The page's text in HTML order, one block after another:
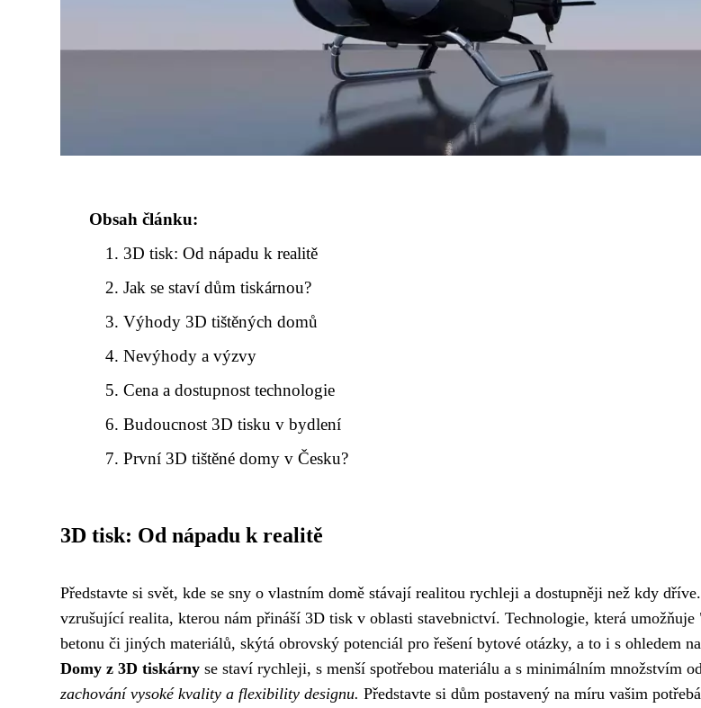
Obsah článku:
3D tisk: Od nápadu k realitě
Jak se staví dům tiskárnou?
Výhody 3D tištěných domů
Nevýhody a výzvy
Cena a dostupnost technologie
Budoucnost 3D tisku v bydlení
První 3D tištěné domy v Česku?
3D tisk: Od nápadu k realitě
Představte si svět, kde se sny o vlastním domě stávají realitou rychleji a dostupněji než kdy
vzrušující realita, kterou nám přináší 3D tisk v oblasti stavebnictví. Technologie, která
betonu či jiných materiálů, skýtá obrovský potenciál pro řešení bytové otázky, a to i s ohledem
Domy z 3D tiskárny se staví rychleji, s menší spotřebou materiálu a s minimálním množstvím
zachování vysoké kvality a flexibility designu. Představte si dům postavený na míru vašim